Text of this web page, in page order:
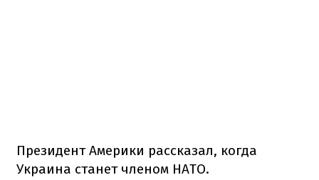
Президент Америки рассказал, когда
Украина станет членом НАТО.